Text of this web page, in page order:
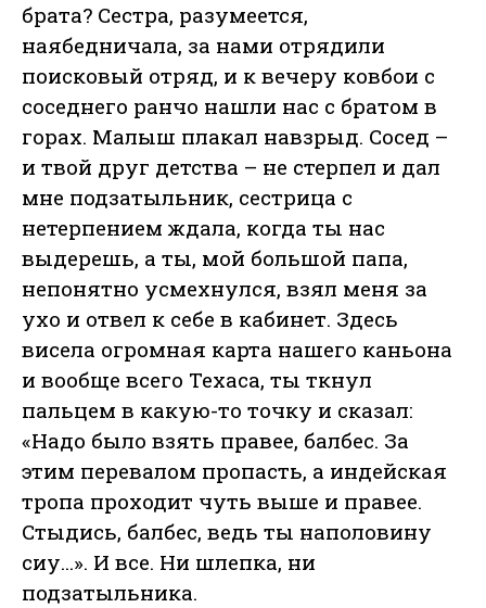
брата? Сестра, разумеется,
наябедничала, за нами отрядили
поисковый отряд, и к вечеру ковбои с
соседнего ранчо нашли нас с братом в
горах. Малыш плакал навзрыд. Сосед –
и твой друг детства – не стерпел и дал
мне подзатыльник, сестрица с
нетерпением ждала, когда ты нас
выдерешь, а ты, мой большой папа,
непонятно усмехнулся, взял меня за
ухо и отвел к себе в кабинет. Здесь
висела огромная карта нашего каньона
и вообще всего Техаса, ты ткнул
пальцем в какую-то точку и сказал:
«Надо было взять правее, балбес. За
этим перевалом пропасть, а индейская
тропа проходит чуть выше и правее.
Стыдись, балбес, ведь ты наполовину
сиу...». И все. Ни шлепка, ни
подзатыльника.